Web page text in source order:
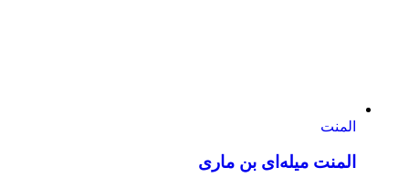
المنت
المنت میله‌ای بن ماری